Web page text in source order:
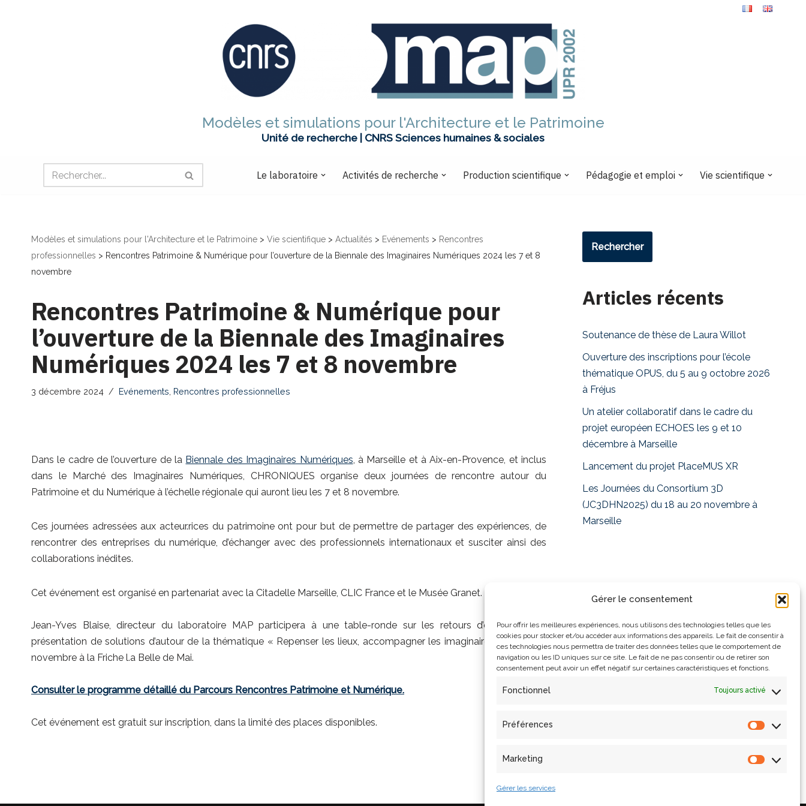
Gérer le consentement
Pour offrir les meilleures expériences, nous utilisons des technologies telles que les
cookies pour stocker et/ou accéder aux informations des appareils. Le fait de consentir à
ces technologies nous permettra de traiter des données telles que le comportement de
navigation ou les ID uniques sur ce site. Le fait de ne pas consentir ou de retirer son
consentement peut avoir un effet négatif sur certaines caractéristiques et fonctions.
Fonctionnel Toujours activé
Préférences
Marketing
Gérer les services
Modèles et simulations pour l'Architecture et le Patrimoine
Unité de recherche | CNRS Sciences humaines & sociales
Le laboratoire Activités de recherche Production scientifique Pédagogie et emploi Vie scientifique
Modèles et simulations pour l'Architecture et le Patrimoine > Vie scientifique > Actualités > Evénements > Rencontres
professionnelles > Rencontres Patrimoine & Numérique pour l’ouverture de la Biennale des Imaginaires Numériques 2024 les 7 et 8
novembre
Rencontres Patrimoine & Numérique pour
l’ouverture de la Biennale des Imaginaires
Numériques 2024 les 7 et 8 novembre
3 décembre 2024 Evénements Rencontres professionnelles
Dans le cadre de l’ouverture de la Biennale des Imaginaires Numériques, à Marseille et à Aix-en-Provence, et inclus
dans le Marché des Imaginaires Numériques, CHRONIQUES organise deux journées de rencontre autour du
Patrimoine et du Numérique à l’échelle régionale qui auront lieu les 7 et 8 novembre.
Ces journées adressées aux acteur.rices du patrimoine ont pour but de permettre de partager des expériences, de
rencontrer des entreprises du numérique, d’échanger avec des professionnels internationaux et susciter ainsi des
collaborations inédites.
Cet événement est organisé en partenariat avec la Citadelle Marseille, CLIC France et le Musée Granet.
Jean-Yves Blaise, directeur du laboratoire MAP participera à une table-ronde sur les retours d’expérience et
présentation de solutions d’autour de la thématique « Repenser les lieux, accompagner les imaginaires » le jeudi 7
novembre à la Friche l.a Belle de Mai.
Consulter le programme détaillé du Parcours Rencontres Patrimoine et Numérique.
Cet événement est gratuit sur inscription, dans la limité des places disponibles.
Rechercher
Articles récents
Soutenance de thèse de Laura Willot
Ouverture des inscriptions pour l’école
thématique OPUS, du 5 au 9 octobre 2026
à Fréjus
Un atelier collaboratif dans le cadre du
projet européen ECHOES les 9 et 10
décembre à Marseille
Lancement du projet PlaceMUS XR
Les Journées du Consortium 3D
(JC3DHN2025) du 18 au 20 novembre à
Marseille